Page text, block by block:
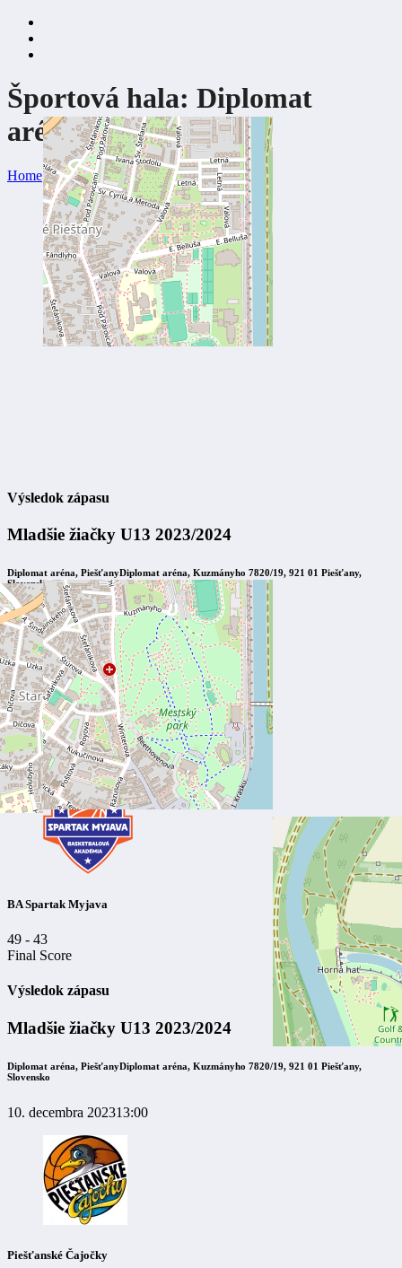
Športová hala: Diplomat
aréna,Piešťany
Home Diplomat aréna, Piešťany Page 4
Výsledok zápasu
Mladšie žiačky U13 2023/2024
Diplomat aréna, PiešťanyDiplomat aréna, Kuzmányho 7820/19, 921 01 Piešťany,
Slovensko
3. februára 202413:00
Slávia ŠKP Banská Bystrica
BA Spartak Myjava
49 - 43
Final Score
Výsledok zápasu
Mladšie žiačky U13 2023/2024
Diplomat aréna, PiešťanyDiplomat aréna, Kuzmányho 7820/19, 921 01 Piešťany,
Slovensko
10. decembra 202313:00
Piešťanské Čajočky